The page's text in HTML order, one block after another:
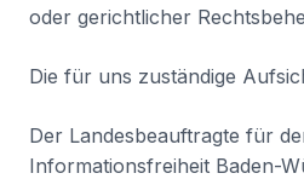
oder gerichtlicher
Die für uns zuständige
Der Landesbeauftragte für
Informationsfreiheit Baden-